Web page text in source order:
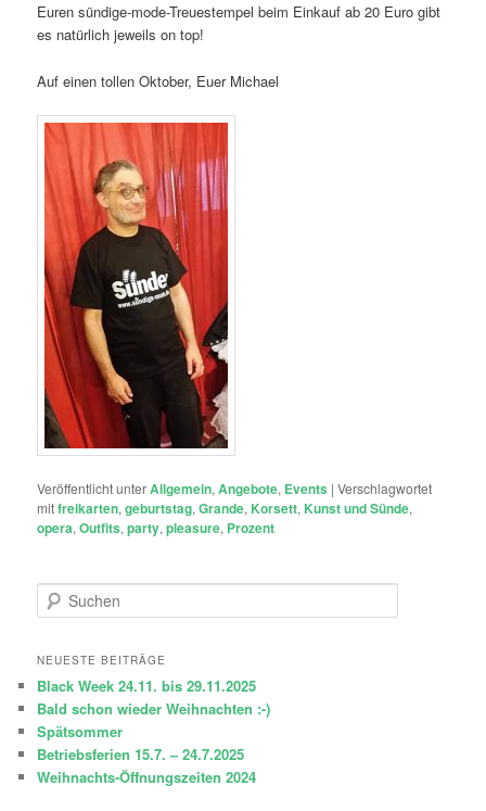
Euren sündige-mode-Treuestempel beim Einkauf ab 20 Euro gibt
es natürlich jeweils on top!
Auf einen tollen Oktober, Euer Michael
Veröffentlicht unterAllgemein,Angebote, Events |Verschlagwortet
mitfreikarten,geburtstag,Grande, Korsett, Kunst und Sünde,
opera,Outfits,party,pleasure, Prozent
u
h
n
NEUESTE BEITRÄGE
Black Week 24.11. bis 29.11.2025
Bald schon wieder Weihnachten :-)
Spätsommer
Betriebsferien 15.7. – 24.7.2025
Weihnachts-Öffnungszeiten 2024